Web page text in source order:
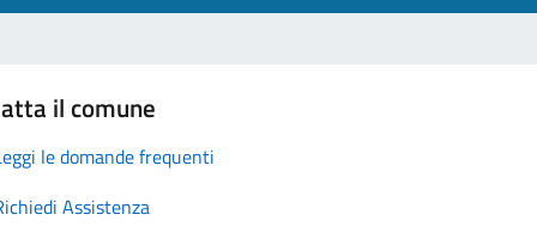
il comune
le domande frequenti
Assistenza